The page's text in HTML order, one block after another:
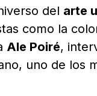
del arte
como la
Ale Poiré,
uno de los